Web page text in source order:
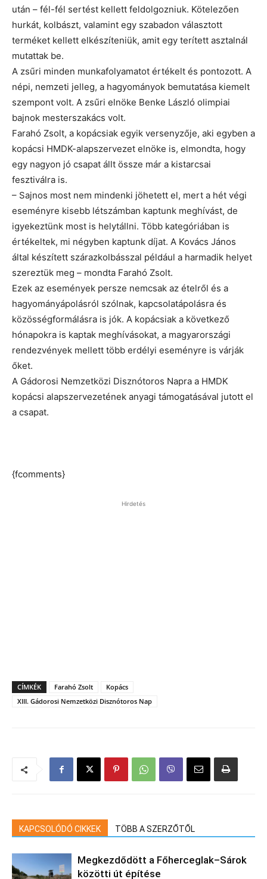
után – fél-fél sertést kellett feldolgozniuk. Kötelezően
hurkát, kolbászt, valamint egy szabadon választott
terméket kellett elkészíteniük, amit egy terített asztalnál
mutattak be.
A zsűri minden munkafolyamatot értékelt és pontozott. A
népi, nemzeti jelleg, a hagyományok bemutatása kiemelt
szempont volt. A zsűri elnöke Benke László olimpiai
bajnok mesterszakács volt.
Farahó Zsolt, a kopácsiak egyik versenyzője, aki egyben a
kopácsi HMDK-alapszervezet elnöke is, elmondta, hogy
egy nagyon jó csapat állt össze már a kistarcsai
fesztiválra is.
– Sajnos most nem mindenki jöhetett el, mert a hét végi
eseményre kisebb létszámban kaptunk meghívást, de
igyekeztünk most is helytállni. Több kategóriában is
értékeltek, mi négyben kaptunk díjat. A Kovács János
által készített szárazkolbásszal például a harmadik helyet
szereztük meg – mondta Farahó Zsolt.
Ezek az események persze nemcsak az ételről és a
hagyományápolásról szólnak, kapcsolatápolásra és
közösségformálásra is jók. A kopácsiak a következő
hónapokra is kaptak meghívásokat, a magyarországi
rendezvények mellett több erdélyi eseményre is várják
őket.
A Gádorosi Nemzetközi Disznótoros Napra a HMDK
kopácsi alapszervezetének anyagi támogatásával jutott el
a csapat.
{fcomments}
Hirdetés
CÍMKÉK Farahó Zsolt
Kopács
XIII. Gádorosi Nemzetközi Disznótoros Nap
KAPCSOLÓDÓ CIKKEK TÖBB A SZERZŐTŐL
Megkezdődött a Főherceglak–Sárok
közötti út építése